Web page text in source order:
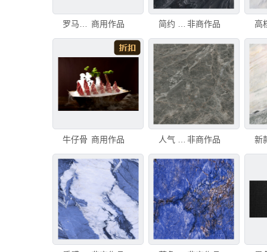
罗马式演讲台 白色 用于化妆品产品 背景为白色大理石 3d渲染 商用作品 简约 清晰大理石纹 高雅大图 非商作品
牛仔骨 商用作品 非商作品